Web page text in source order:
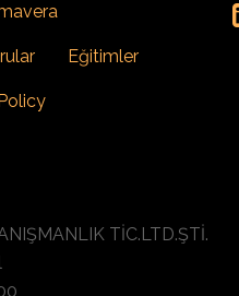
Eğitimler
TİC.LTD.ŞTİ.